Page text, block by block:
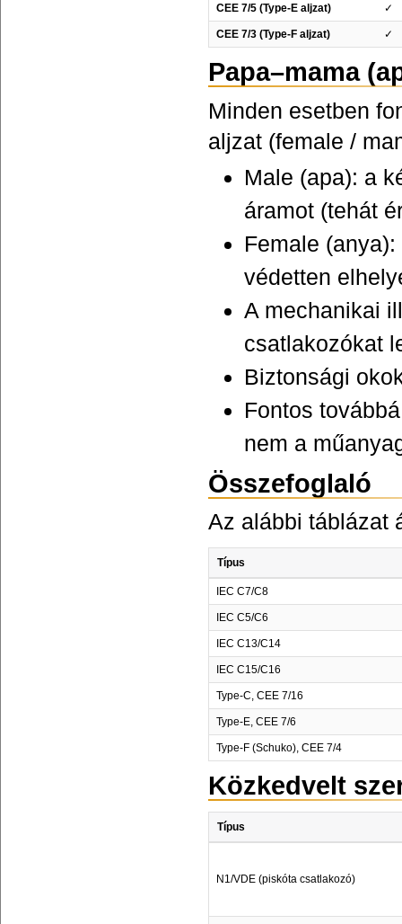
CEE 7/5 (Type-E aljzat) ✓
CEE 7/3 (Type-F aljzat) ✓
Papa–mama
Minden esetben
aljzat (female /
Male (apa): a
áramot (tehát
Female
védetten
A mechanikai
csatlakozókat
Biztonsági
Fontos
nem a
Összefoglaló
Az alábbi táblázat
Típus
IEC C7/C8
IEC C5/C6
IEC C13/C14
IEC C15/C16
Type-C, CEE 7/16
Type-E, CEE 7/6
Type-F (Schuko), CEE 7/4
Közkedvelt
Típus
N1/VDE (piskóta csatlakozó)